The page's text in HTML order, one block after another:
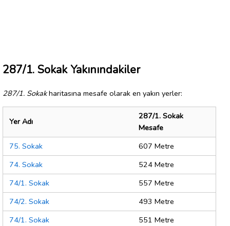
287/1. Sokak Yakınındakiler
287/1. Sokakharitasına mesafe olarak en yakın yerler:
Yer Adı
287/1. Sokak
Mesafe
75. Sokak
607 Metre
74. Sokak
524 Metre
74/1. Sokak
557 Metre
74/2. Sokak
493 Metre
74/1. Sokak
551 Metre